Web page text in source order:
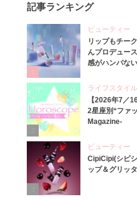
記事ランキング
ビューティー
リップもチー
んプロデュー
感がハンパない
ライフスタイル
【2026年7／
2星座別“ファ
Magazine-
3
ビューティー
CipiCipi(シピ
ップ＆グリッ